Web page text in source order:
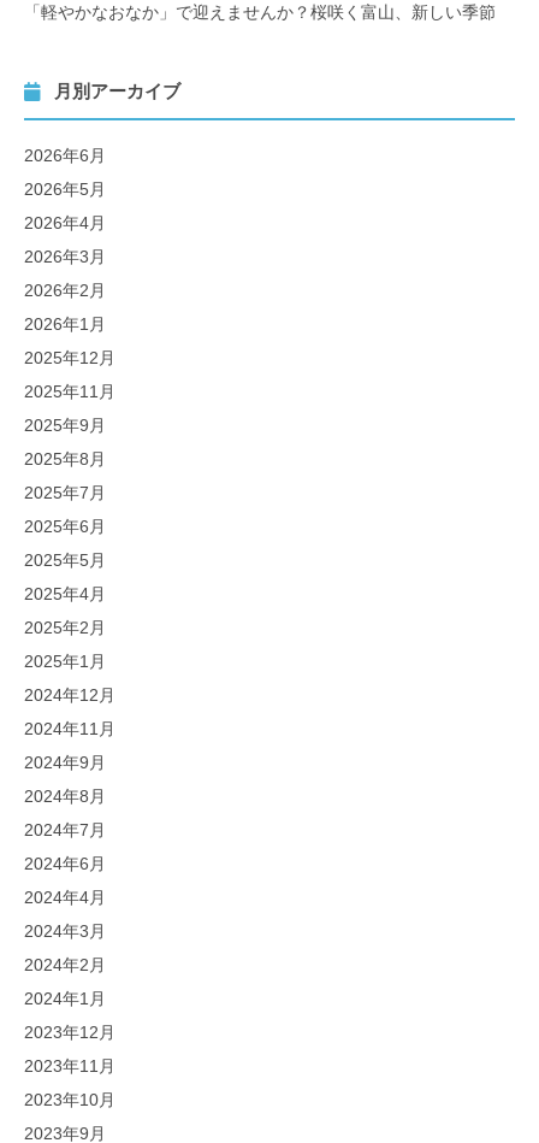
「軽やかなおなか」で迎えませんか？桜咲く富山、新しい季節
月別アーカイブ
2026年6月
2026年5月
2026年4月
2026年3月
2026年2月
2026年1月
2025年12月
2025年11月
2025年9月
2025年8月
2025年7月
2025年6月
2025年5月
2025年4月
2025年2月
2025年1月
2024年12月
2024年11月
2024年9月
2024年8月
2024年7月
2024年6月
2024年4月
2024年3月
2024年2月
2024年1月
2023年12月
2023年11月
2023年10月
2023年9月